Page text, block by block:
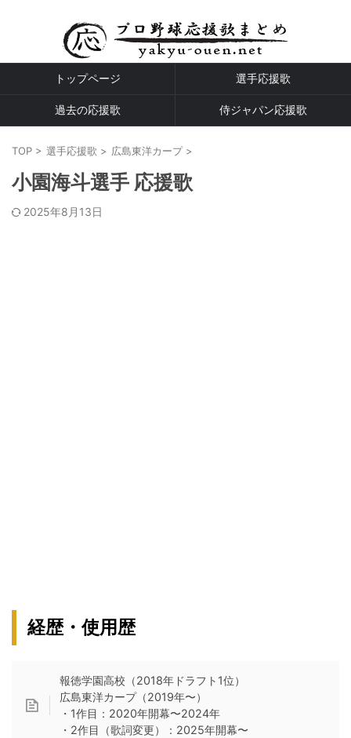
トップページ 選手応援歌
過去の応援歌 侍ジャパン応援歌
TOP > 選手応援歌 > 広島東洋カープ >
小園海斗選手 応援歌
2025年8月13日
経歴・使用歴
報徳学園高校（2018年ドラフト1位）
広島東洋カープ（2019年〜）
・1作目：2020年開幕〜2024年
・2作目（歌詞変更）：2025年開幕〜